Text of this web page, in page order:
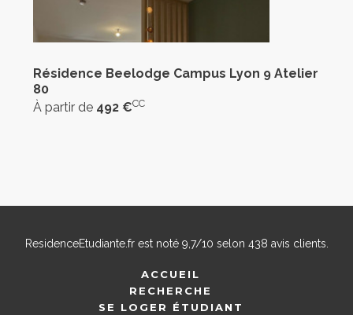
Résidence Beelodge Campus Lyon 9 Atelier
80
À partir de 492 €CC
ResidenceEtudiante.frest noté 9,7/10 selon 438 avis clients.
ACCUEIL
RECHERCHE
SE LOGER ÉTUDIANT